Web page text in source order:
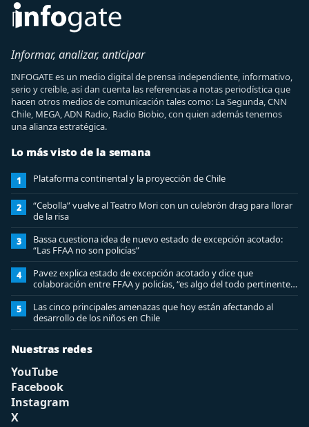
Informar, analizar, anticipar
INFOGATE es un medio digital de prensa independiente, informativo,
serio y creíble, así dan cuenta las referencias a notas periodística que
hacen otros medios de comunicación tales como: La Segunda, CNN
Chile, MEGA, ADN Radio, Radio Biobio, con quien además tenemos
una alianza estratégica.
Lo más visto de la semana
1 Plataforma continental y la proyección de Chile
2
“Cebolla” vuelve al Teatro Mori con un culebrón drag para llorar
de la risa
3
Bassa cuestiona idea de nuevo estado de excepción acotado:
“Las FFAA no son policías”
4
Pavez explica estado de excepción acotado y dice que
colaboración entre FFAA y policías, “es algo del todo pertinente
analizar”
5
Las cinco principales amenazas que hoy están afectando al
desarrollo de los niños en Chile
Nuestras redes
YouTube
Facebook
Instagram
X